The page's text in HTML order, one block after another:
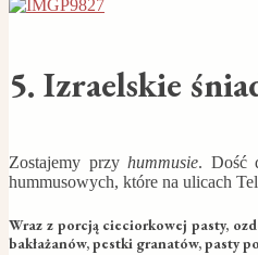
5. Izraelskie
Zostajemy przyhummusie. Dość
hummusowych, które na ulicach
Wraz z porcją cieciorkowej pasty,
bakłażanów, pestki granatów, pasty